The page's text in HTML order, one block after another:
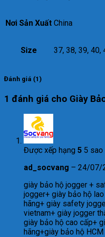
Nơi Sản Xuất China
Size 37, 38, 39, 40,
Đánh giá (1)
1 đánh giá cho Giày
Được xếp hạng 5 5 sao
ad_socvang – 24/07/
giày bảo hộ jogger +
jogger+ giày bảo hộ
hãng+ giày safety
vietnam+ giày jogger
giày bảo hộ cao cấp+
hãng+giày bảo hộ HCM